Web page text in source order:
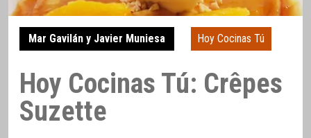
Mar Gavilán y Javier Muniesa Hoy Cocinas Tú
Hoy Cocinas Tú: Crêpes
Suzette